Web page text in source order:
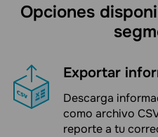
Opciones
Exportar
Descarga
como archivo
reporte a tu